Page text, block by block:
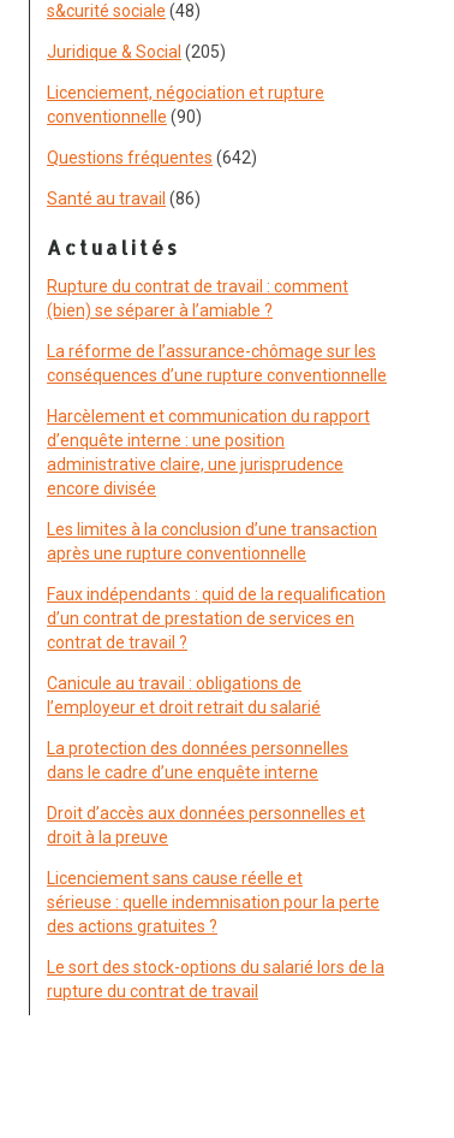
s&curité sociale (48)
Juridique & Social (205)
Licenciement, négociation et rupture
conventionnelle (90)
Questions fréquentes (642)
Santé au travail (86)
Actualités
Rupture du contrat de travail : comment
(bien) se séparer à l’amiable ?
La réforme de l’assurance-chômage sur les
conséquences d’une rupture conventionnelle
Harcèlement et communication du rapport
d’enquête interne : une position
administrative claire, une jurisprudence
encore divisée
Les limites à la conclusion d’une transaction
après une rupture conventionnelle
Faux indépendants : quid de la requalification
d’un contrat de prestation de services en
contrat de travail ?
Canicule au travail : obligations de
l’employeur et droit retrait du salarié
La protection des données personnelles
dans le cadre d’une enquête interne
Droit d’accès aux données personnelles et
droit à la preuve
Licenciement sans cause réelle et
sérieuse : quelle indemnisation pour la perte
des actions gratuites ?
Le sort des stock-options du salarié lors de la
rupture du contrat de travail